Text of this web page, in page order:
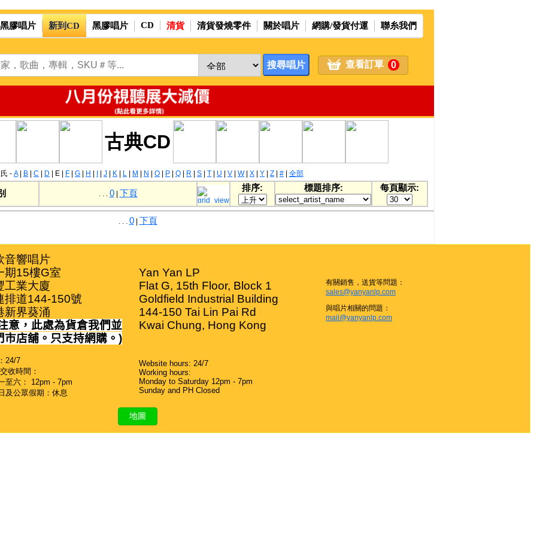
膠唱片 新到CD 黑膠唱片 CD 清貨 清貨發燒零件 關於唱片 網購/發貨付運 聯糸我們
查看訂單 0
古典CD
- A| B | C | D | E | F | G | H | I | J | K | L | M | N | O | P | Q | R | S | T | U | V | W| X | Y | Z | # | 全部
0 | 下頁
排序: 標題排序: 每頁顯示:
0 | 下頁
音響唱片
期15樓G室
工業大廈
排道144-150號
新界葵涌
意，此處為貨倉我們並
市店舖。只支持網購。 )
Yan Yan LP
Flat G, 15th Floor, Block 1
Goldfield Industrial Building
144-150 Tai Lin Pai Rd
Kwai Chung, Hong Kong
有關銷售，送貨等問題：
sales@yanyanlp.com
與唱片相關的問題：
mail@yanyanlp.com
24/7
收時間：
至六： 12pm - 7pm
及公眾假期：休息
Website hours: 24/7
Working hours:
Monday to Saturday 12pm - 7pm
Sunday and PH Closed
地圖